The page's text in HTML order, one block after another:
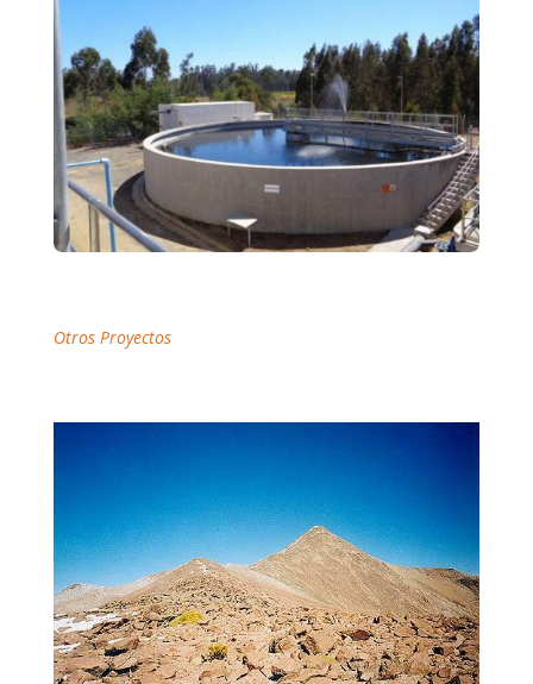
Otros Proyectos